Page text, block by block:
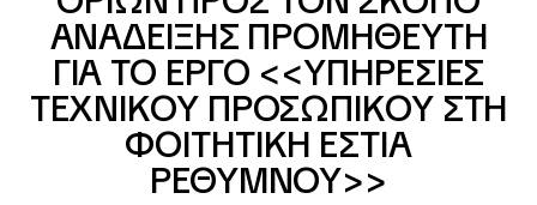
ΑΝΑΔΕΙΞΗΣ ΠΡΟΜΗΘΕΥΤΗ
ΓΙΑ ΤΟ ΕΡΓΟ <<ΥΠΗΡΕΣΙΕΣ
ΤΕΧΝΙΚΟΥ ΠΡΟΣΩΠΙΚΟΥ ΣΤΗ
ΦΟΙΤΗΤΙΚΗ ΕΣΤΙΑ
ΡΕΘΥΜΝΟΥ>>